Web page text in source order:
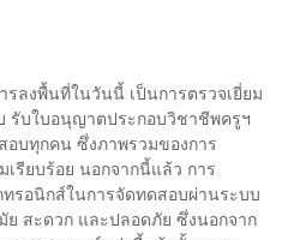
รลงพื้นที่ในวันนี้ เป็นการตรวจเยี่ยม
รับใบอนุญาตประกอบวิชาชีพครูฯ
อบทุกคน ซึ่งภาพรวมของการ
รียบร้อย นอกจากนี้แล้ว การ
รอนิกส์ในการจัดทดสอบผ่านระบบ
สะดวก และปลอดภัย ซึ่งนอกจาก